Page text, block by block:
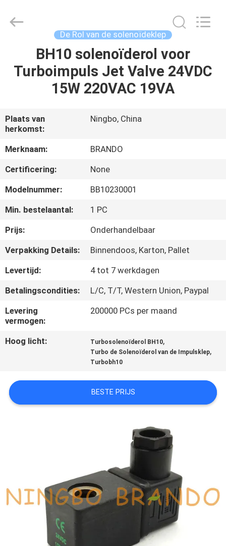
PRODUCTEN
OVER
ONS
FABRIEKSTOCHT
NEEM
CONTACT
MET
ONS
EEN
COMPANY
PRIVACYBELEID
De Rol van de solenoïdeklep
BH10 solenoïderol voor
Turboimpuls Jet Valve 24VDC
15W 220VAC 19VA
Plaats van
herkomst:
Ningbo, China
Merknaam:
BRANDO
Certificering:
None
Modelnummer:
BB10230001
Min. bestelaantal:
1 PC
Prijs:
Onderhandelbaar
Verpakking Details:
Binnendoos, Karton, Pallet
Levertijd:
4 tot 7 werkdagen
Betalingscondities:
L/C, T/T, Western Union, Paypal
Levering
vermogen:
200000 PCs per maand
Hoog licht: Turbosolenoïderol BH10,
Turbo de Solenoïderol van de Impulsklep,
Turbobh10
BESTE PRIJS